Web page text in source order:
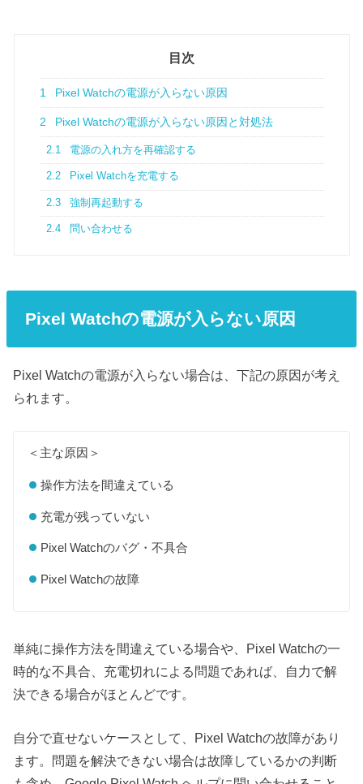
目次
1 Pixel Watchの電源が入らない原因
2 Pixel Watchの電源が入らない原因と対処法
2.1 電源の入れ方を再確認する
2.2 Pixel Watchを充電する
2.3 強制再起動する
2.4 問い合わせる
Pixel Watchの電源が入らない原因
Pixel Watchの電源が入らない場合は、下記の原因が考え
られます。
＜主な原因＞
操作方法を間違えている
充電が残っていない
Pixel Watchのバグ・不具合
Pixel Watchの故障
単純に操作方法を間違えている場合や、Pixel Watchの一
時的な不具合、充電切れによる問題であれば、自力で解
決できる場合がほとんどです。
自分で直せないケースとして、Pixel Watchの故障があり
ます。問題を解決できない場合は故障しているかの判断